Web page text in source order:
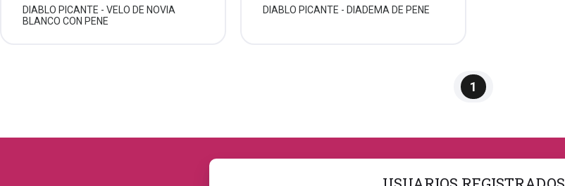
DIABLO PICANTE - VELO DE NOVIA
BLANCO CON PENE
DIABLO PICANTE - DIADEMA DE PENE
1